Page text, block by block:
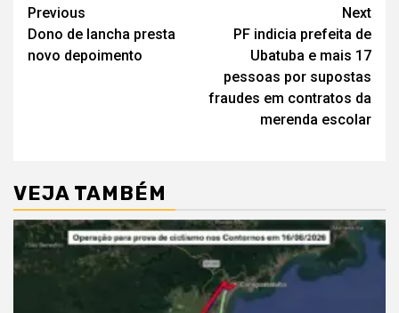
Post
navigation
Previous
Dono de lancha presta
novo depoimento
Next
PF indicia prefeita de
Ubatuba e mais 17
pessoas por supostas
fraudes em contratos da
merenda escolar
VEJA TAMBÉM